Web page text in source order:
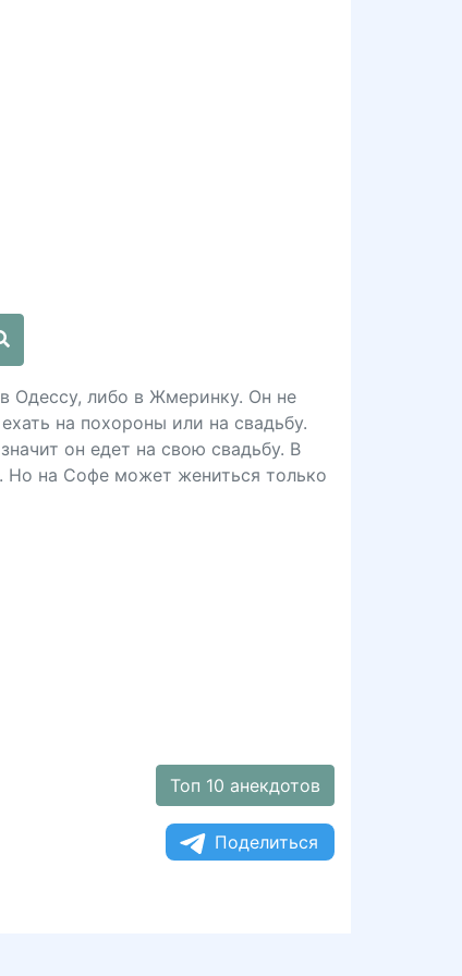
Одессу, либо в Жмеринку. Он не
на похороны или на свадьбу.
он едет на свою свадьбу. В
на Софе может жениться только
Топ 10 анекдотов
Поделиться